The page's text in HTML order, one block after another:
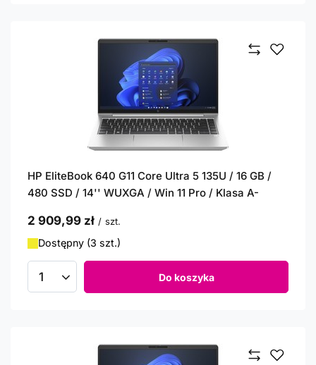
HP EliteBook 640 G11 Core Ultra 5 135U / 16 GB /
480 SSD / 14'' WUXGA / Win 11 Pro / Klasa A-
2 909,99 zł / szt.
Dostępny (3 szt.)
Ilość produktów Do koszyka